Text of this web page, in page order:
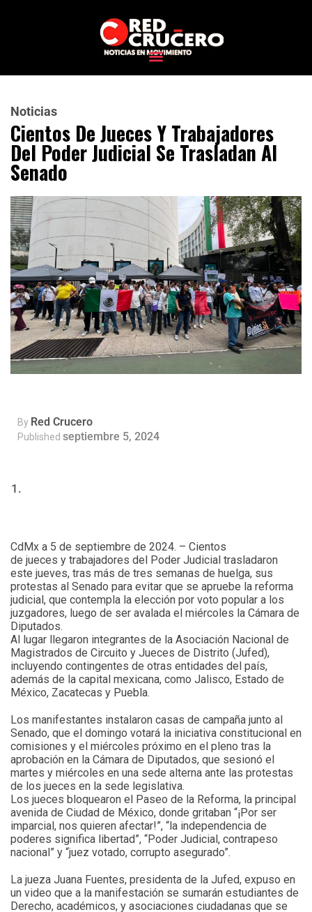
Noticias
Cientos De Jueces Y Trabajadores
Del Poder Judicial Se Trasladan Al
Senado
By Red Crucero
Published septiembre 5, 2024
CdMx a 5 de septiembre de 2024. – Cientos
de jueces y trabajadores del Poder Judicial trasladaron
este jueves, tras más de tres semanas de huelga, sus
protestas al Senado para evitar que se apruebe la reforma
judicial, que contempla la elección por voto popular a los
juzgadores, luego de ser avalada el miércoles la Cámara de
Diputados.
Al lugar llegaron integrantes de la Asociación Nacional de
Magistrados de Circuito y Jueces de Distrito (Jufed),
incluyendo contingentes de otras entidades del país,
además de la capital mexicana, como Jalisco, Estado de
México, Zacatecas y Puebla.
Los manifestantes instalaron casas de campaña junto al
Senado, que el domingo votará la iniciativa constitucional en
comisiones y el miércoles próximo en el pleno tras la
aprobación en la Cámara de Diputados, que sesionó el
martes y miércoles en una sede alterna ante las protestas
de los jueces en la sede legislativa.
Los jueces bloquearon el Paseo de la Reforma, la principal
avenida de Ciudad de México, donde gritaban “¡Por ser
imparcial, nos quieren afectar!”, “la independencia de
poderes significa libertad”, “Poder Judicial, contrapeso
nacional” y “juez votado, corrupto asegurado”.
La jueza Juana Fuentes, presidenta de la Jufed, expuso en
un video que a la manifestación se sumarán estudiantes de
Derecho, académicos, y asociaciones ciudadanas que se